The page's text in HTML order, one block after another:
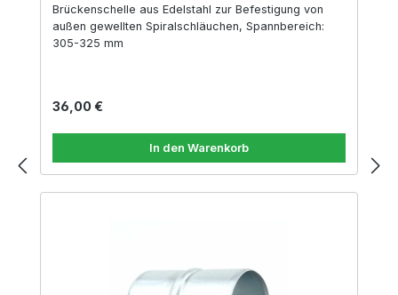
Brückenschelle aus Edelstahl zur Befestigung von
außen gewellten Spiralschläuchen, Spannbereich:
305-325 mm
Regulärer Preis:
36,00 €
In den Warenkorb